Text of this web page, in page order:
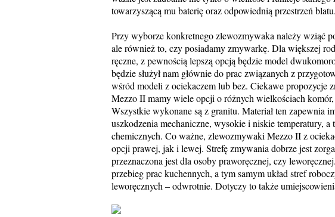
towarzyszącą mu baterię oraz odpowiednią przestrzeń blatu.
Przy wyborze konkretnego zlewozmywaka należy wziąć
ale również to, czy posiadamy zmywarkę. Dla większej
ręczne, z pewnością lepszą opcją będzie model
będzie służył nam głównie do prac związanych z
wśród modeli z ociekaczem lub bez. Ciekawe propozycje
Mezzo II mamy wiele opcji o różnych wielkościach
Wszystkie wykonane są z granitu. Materiał ten zapewnia
uszkodzenia mechaniczne, wysokie i niskie temperatury, a
chemicznych. Co ważne, zlewozmywaki Mezzo II z
opcji prawej, jak i lewej. Strefę zmywania dobrze jest
przeznaczona jest dla osoby praworęcznej, czy
przebieg prac kuchennych, a tym samym układ stref
leworęcznych – odwrotnie. Dotyczy to także